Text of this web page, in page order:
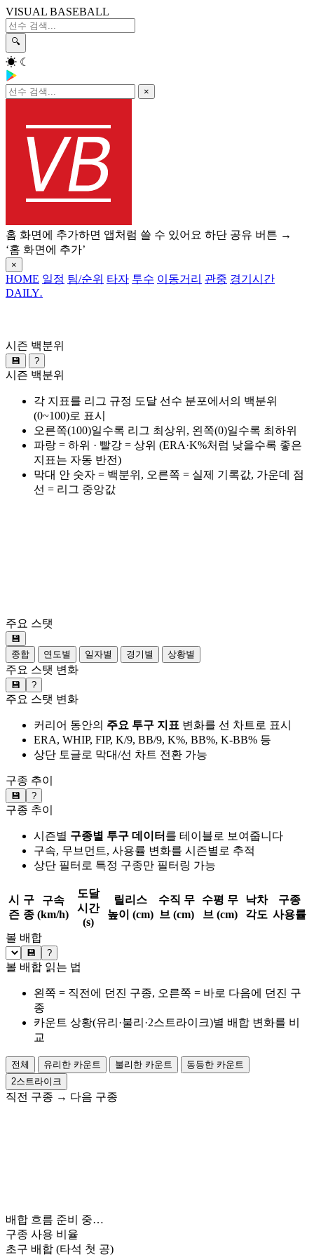
VISUAL BASEBALL
🔍
☀ ☾
×
홈 화면에 추가하면 앱처럼 쓸 수 있어요 하단 공유 버튼 →
‘홈 화면에 추가’
×
HOME 일정 팀/순위 타자 투수 이동거리 관중 경기시간
DAILY.
시즌 백분위
💾 ?
시즌 백분위
각 지표를 리그 규정 도달 선수 분포에서의 백분위
(0~100)로 표시
오른쪽(100)일수록 리그 최상위, 왼쪽(0)일수록 최하위
파랑 = 하위 · 빨강 = 상위 (ERA·K%처럼 낮을수록 좋은
지표는 자동 반전)
막대 안 숫자 = 백분위, 오른쪽 = 실제 기록값, 가운데 점
선 = 리그 중앙값
주요 스탯
💾
종합
연도별 일자별 경기별 상황별
주요 스탯 변화
💾 ?
주요 스탯 변화
커리어 동안의 주요 투구 지표 변화를 선 차트로 표시
ERA, WHIP, FIP, K/9, BB/9, K%, BB%, K-BB% 등
상단 토글로 막대/선 차트 전환 가능
구종 추이
💾 ?
구종 추이
시즌별 구종별 투구 데이터 를 테이블로 보여줍니다
구속, 무브먼트, 사용률 변화를 시즌별로 추적
상단 필터로 특정 구종만 필터링 가능
시
즌
구
종
구속
(km/h)
도달
시간
(s)
릴리스
높이 (cm)
수직 무
브 (cm)
수평 무
브 (cm)
낙차
각도
구종
사용률
볼 배합
💾 ?
볼 배합 읽는 법
왼쪽 = 직전에 던진 구종, 오른쪽 = 바로 다음에 던진 구
종
카운트 상황(유리·불리·2스트라이크)별 배합 변화를 비
교
전체 유리한 카운트 불리한 카운트
동등한 카운트
2스트라이크
직전 구종 → 다음 구종
배합 흐름 준비 중…
구종 사용 비율
초구 배합 (타석 첫 공)